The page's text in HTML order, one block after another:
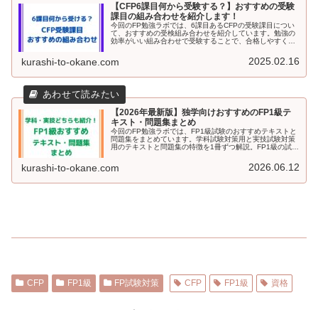
【CFP6課目何から受験する？】おすすめの受験
課目の組み合わせを紹介します！
今回のFP勉強ラボでは、6課目あるCFPの受験課目につい
て、おすすめの受検組み合わせを紹介しています。勉強の
効率がいい組み合わせで受験することで、合格しやすくな
kurashi-to-okane.com 2025.02.16
【2026年最新版】独学向けおすすめのFP1級テ
キスト・問題集まとめ
今回のFP勉強ラボでは、FP1級試験のおすすめテキストと
問題集をまとめています。学科試験対策用と実技試験対策
用のテキストと問題集の特徴を1冊ずつ解説。FP1級の試験
の受験を検討している方はぜひ読んでみてください。
kurashi-to-okane.com 2026.06.12
CFP FP1級 FP試験対策 CFP FP1級 資格